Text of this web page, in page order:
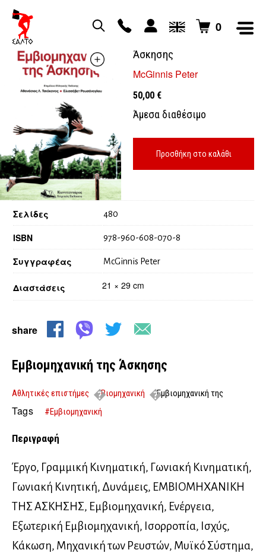
0
Άσκησης
McGinnis Peter
50,00 €
Άμεσα διαθέσιμο
Προσθήκη στο καλάθι
Διαστάσεις 21 × 29 cm
Σελίδες 480
ISBN 978-960-608-070-8
Συγγραφέας McGinnis Peter
share
Εμβιομηχανική της Άσκησης
Αθλητικές επιστήμες Βιομηχανική
Εμβιομηχανική της
Άσκησης
Tags #Εμβιομηχανική
Περιγραφή
Έργο, Γραμμική Κινηματική, Γωνιακή Κινηματική,
Γωνιακή Κινητική, Δυνάμεις, ΕΜΒΙΟΜΗΧΑΝΙΚΗ
ΤΗΣ ΑΣΚΗΣΗΣ, Εμβιομηχανική, Ενέργεια,
Εξωτερική Εμβιομηχανική, Ισορροπία, Ισχύς,
Κάκωση, Μηχανική των Ρευστών, Μυϊκό Σύστημα,